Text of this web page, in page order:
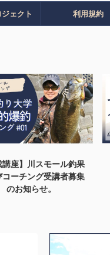
ェクト 利用規約
フィッシング通信教
釣御礼の講義受講者募
集のお知らせ。